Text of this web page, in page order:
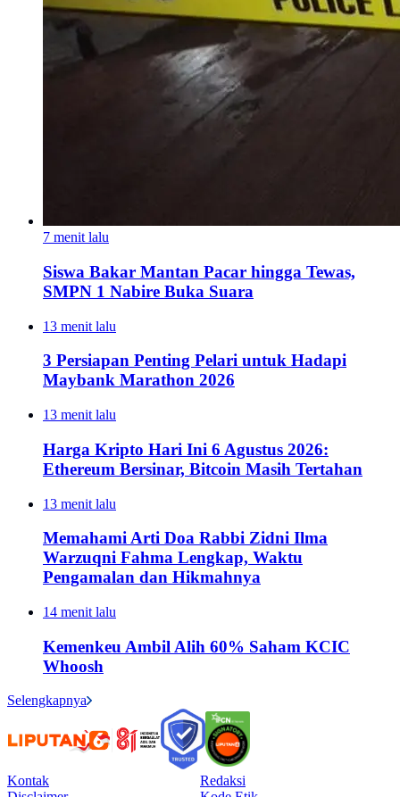
7 menit lalu
Siswa Bakar Mantan Pacar hingga Tewas,
SMPN 1 Nabire Buka Suara
13 menit lalu
3 Persiapan Penting Pelari untuk Hadapi
Maybank Marathon 2026
13 menit lalu
Harga Kripto Hari Ini 6 Agustus 2026:
Ethereum Bersinar, Bitcoin Masih Tertahan
13 menit lalu
Memahami Arti Doa Rabbi Zidni Ilma
Warzuqni Fahma Lengkap, Waktu
Pengamalan dan Hikmahnya
14 menit lalu
Kemenkeu Ambil Alih 60% Saham KCIC
Whoosh
Selengkapnya
Kontak
Redaksi